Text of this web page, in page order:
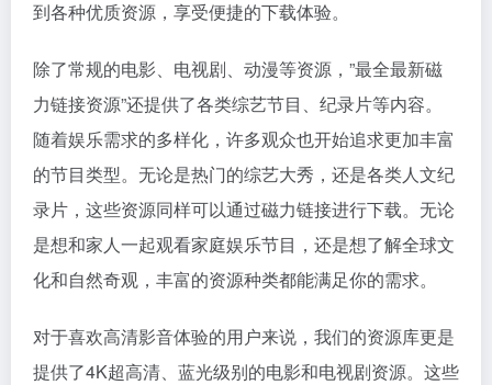
到各种优质资源，享受便捷的下载体验。
除了常规的电影、电视剧、动漫等资源，”最全最新磁
力链接资源”还提供了各类综艺节目、纪录片等内容。
随着娱乐需求的多样化，许多观众也开始追求更加丰富
的节目类型。无论是热门的综艺大秀，还是各类人文纪
录片，这些资源同样可以通过磁力链接进行下载。无论
是想和家人一起观看家庭娱乐节目，还是想了解全球文
化和自然奇观，丰富的资源种类都能满足你的需求。
对于喜欢高清影音体验的用户来说，我们的资源库更是
提供了4K超高清、蓝光级别的电影和电视剧资源。这些